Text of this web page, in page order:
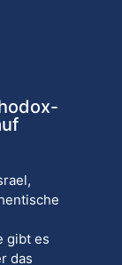
gibt es
das